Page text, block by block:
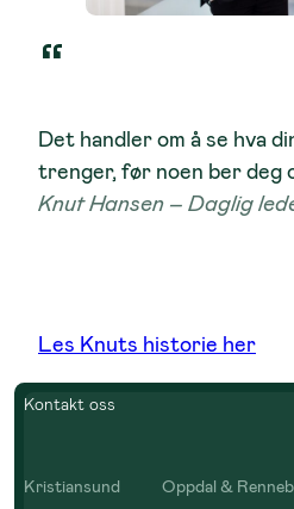
Det handler om å se hva
trenger, før noen ber deg
Knut Hansen – Daglig
Les Knuts historie her
Kontakt oss
Kristiansund Oppdal &